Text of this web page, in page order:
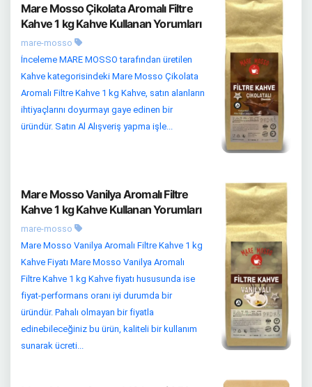
Mare Mosso Çikolata Aromalı Filtre
Kahve 1 kg Kahve Kullanan Yorumları
mare-mosso
İnceleme MARE MOSSO tarafından üretilen
Kahve kategorisindeki Mare Mosso Çikolata
Aromalı Filtre Kahve 1 kg Kahve, satın alanların
ihtiyaçlarını doyurmayı gaye edinen bir
üründür. Satın Al Alışveriş yapma işle...
Mare Mosso Vanilya Aromalı Filtre
Kahve 1 kg Kahve Kullanan Yorumları
mare-mosso
Mare Mosso Vanilya Aromalı Filtre Kahve 1 kg
Kahve Fiyatı Mare Mosso Vanilya Aromalı
Filtre Kahve 1 kg Kahve fiyatı hususunda ise
fiyat-performans oranı iyi durumda bir
üründür. Pahalı olmayan bir fiyatla
edinebileceğiniz bu ürün, kaliteli bir kullanım
sunarak ücreti...